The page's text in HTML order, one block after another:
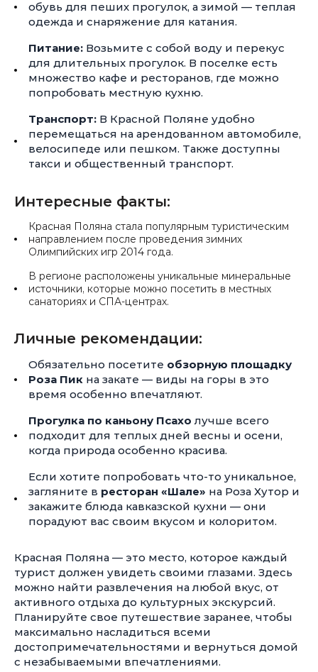
обувь для пеших прогулок, а зимой — теплая
одежда и снаряжение для катания.
Питание: Возьмите с собой воду и перекус
для длительных прогулок. В поселке есть
множество кафе и ресторанов, где можно
попробовать местную кухню.
Транспорт: В Красной Поляне удобно
перемещаться на арендованном автомобиле,
велосипеде или пешком. Также доступны
такси и общественный транспорт.
Интересные факты:
Красная Поляна стала популярным туристическим
направлением после проведения зимних
Олимпийских игр 2014 года.
В регионе расположены уникальные минеральные
источники, которые можно посетить в местных
санаториях и СПА-центрах.
Личные рекомендации:
Обязательно посетите обзорную площадку
Роза Пик на закате — виды на горы в это
время особенно впечатляют.
Прогулка по каньону Псахо лучше всего
подходит для теплых дней весны и осени,
когда природа особенно красива.
Если хотите попробовать что-то уникальное,
загляните в ресторан «Шале» на Роза Хутор и
закажите блюда кавказской кухни — они
порадуют вас своим вкусом и колоритом.
Красная Поляна — это место, которое каждый
турист должен увидеть своими глазами. Здесь
можно найти развлечения на любой вкус, от
активного отдыха до культурных экскурсий.
Планируйте свое путешествие заранее, чтобы
максимально насладиться всеми
достопримечательностями и вернуться домой
с незабываемыми впечатлениями.